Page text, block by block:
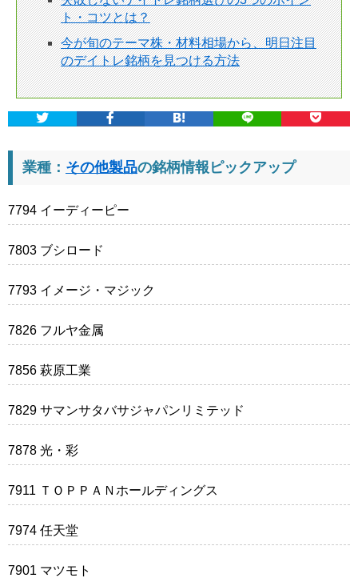
ト・コツとは？
今が旬のテーマ株・材料相場から、明日注目
のデイトレ銘柄を見つける方法
業種： その他製品の銘柄情報ピックアップ
7794 イーディーピー
7803 ブシロード
7793 イメージ・マジック
7826 フルヤ金属
7856 萩原工業
7829 サマンサタバサジャパンリミテッド
7878 光・彩
7911 ＴＯＰＰＡＮホールディングス
7974 任天堂
7901 マツモト